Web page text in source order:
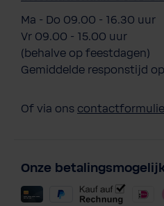
Ma - Do 09.00 - 16.30 uur
Vr 09.00 - 15.00 uur
(behalve op feestdagen)
Gemiddelde responstijd
Of via ons
Onze